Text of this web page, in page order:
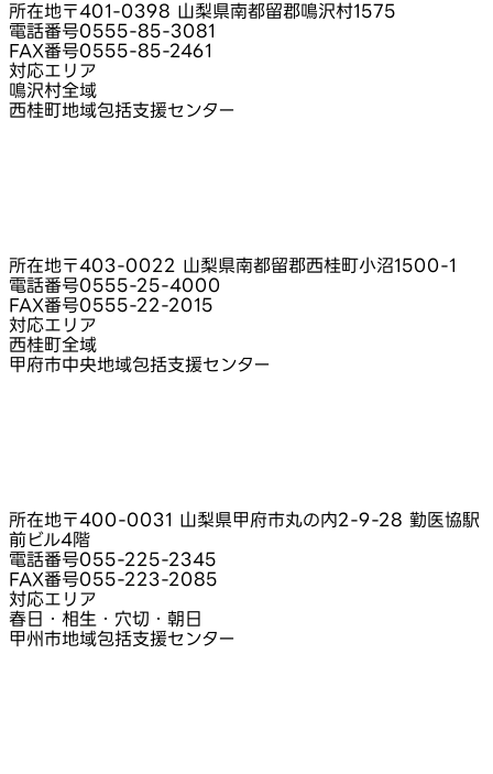
所在地〒401-0398 山梨県南都留郡鳴沢村1575
電話番号0555-85-3081
FAX番号0555-85-2461
対応エリア
鳴沢村全域
西桂町地域包括支援センター
所在地〒403-0022 山梨県南都留郡西桂町小沼1500-1
電話番号0555-25-4000
FAX番号0555-22-2015
対応エリア
西桂町全域
甲府市中央地域包括支援センター
所在地〒400-0031 山梨県甲府市丸の内2-9-28 勤医協駅
前ビル4階
電話番号055-225-2345
FAX番号055-223-2085
対応エリア
春日・相生・穴切・朝日
甲州市地域包括支援センター